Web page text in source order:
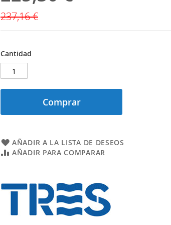
especial
237,16 €
Cantidad
Comprar
AÑADIR A LA LISTA DE DESEOS
AÑADIR PARA COMPARAR